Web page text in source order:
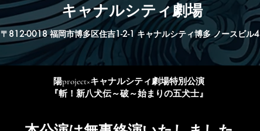
キャナルシティ劇場
〒812-0018 福岡市博多区住吉1-2-1 キャナルシティ博多 ノースビル
陽project×キャナルシティ劇場特別公演
​『斬！新八犬伝～破～始まりの五犬士』